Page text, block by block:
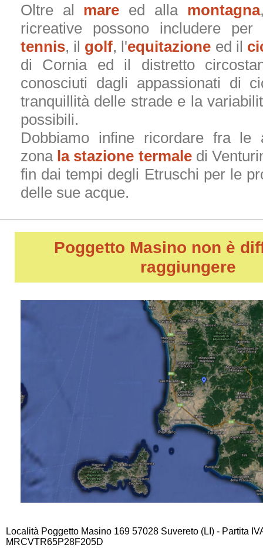
Oltre al mare ed alla montagna
ricreative possono includere
tennis, il golf, l'equitazione ed il
di Cornia ed il distretto
conosciuti dagli appassionati di
tranquillità delle strade e la
possibili.
Dobbiamo infine ricordare fra le
zona la stazione termaledi
fin dai tempi degli Etruschi per le
delle sue acque.
Poggetto Masino non è
raggiungere
Località Poggetto Masino 169 57028 Suvereto (LI) - Partita
MRCVTR65P28F205D